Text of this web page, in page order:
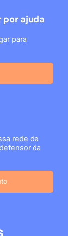
por ajuda
para
rede de
da